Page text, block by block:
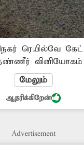
ரெயில்வே
வினியோகம்
உடைந்த
குழாய் உடைப்பை
மேலும்
ஆதரிக்கிறேன்
Advertisement